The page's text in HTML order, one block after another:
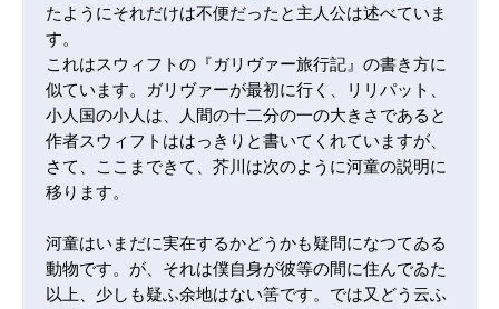
たようにそれだけは不便だったと主人公は述べていま
す。
これはスウィフトの『ガリヴァー旅行記』の書き方に
似ています。ガリヴァーが最初に行く、リリパット、
小人国の小人は、人間の十二分の一の大きさであると
作者スウィフトははっきりと書いてくれていますが、
さて、ここまできて、芥川は次のように河童の説明に
移ります。
河童はいまだに実在するかどうかも疑問になつてゐる
動物です。が、それは僕自身が彼等の間に住んでゐた
以上、少しも疑ふ余地はない筈です。では又どう云ふ